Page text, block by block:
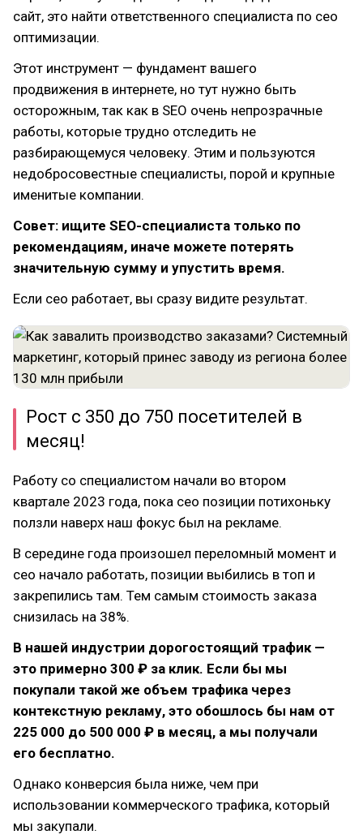
сайт, это найти ответственного специалиста по сео
оптимизации.
Этот инструмент — фундамент вашего
продвижения в интернете, но тут нужно быть
осторожным, так как в SEO очень непрозрачные
работы, которые трудно отследить не
разбирающемуся человеку. Этим и пользуются
недобросовестные специалисты, порой и крупные
именитые компании.
Совет: ищите SEO-специалиста только по
рекомендациям, иначе можете потерять
значительную сумму и упустить время.
Если сео работает, вы сразу видите результат.
Рост с 350 до 750 посетителей в
месяц!
Работу со специалистом начали во втором
квартале 2023 года, пока сео позиции потихоньку
ползли наверх наш фокус был на рекламе.
В середине года произошел переломный момент и
сео начало работать, позиции выбились в топ и
закрепились там. Тем самым стоимость заказа
снизилась на 38%.
В нашей индустрии дорогостоящий трафик —
это примерно 300 ₽ за клик. Если бы мы
покупали такой же объем трафика через
контекстную рекламу, это обошлось бы нам от
225 000 до 500 000 ₽ в месяц, а мы получали
его бесплатно.
Однако конверсия была ниже, чем при
использовании коммерческого трафика, который
мы закупали.